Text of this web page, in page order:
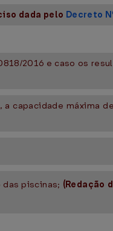
dada pelo Decreto
2016 e caso os
capacidade máxima
piscinas; (Redação